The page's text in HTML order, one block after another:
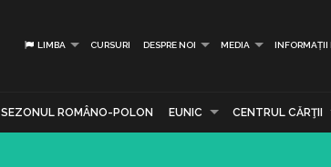
LIMBA CURSURI DESPRE NOI MEDIA INFORMAȚII
SEZONUL ROMÂNO-POLON EUNIC CENTRUL CĂRŢII